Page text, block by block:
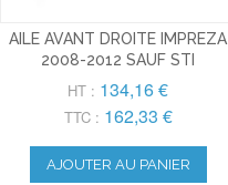
AILE AVANT DROITE IMPREZA
2008-2012 SAUF STI
HT : 134,16 €
TTC : 162,33 €
AJOUTER AU PANIER